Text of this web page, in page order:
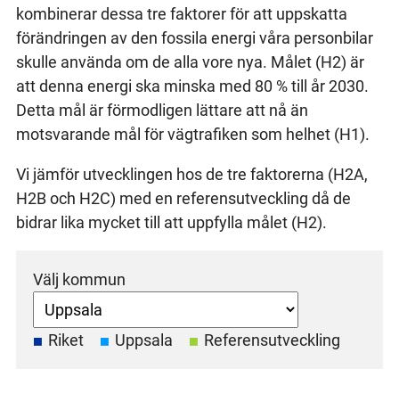
kombinerar dessa tre faktorer för att uppskatta
förändringen av den fossila energi våra personbilar
skulle använda om de alla vore nya. Målet (H2) är
att denna energi ska minska med 80 % till år 2030.
Detta mål är förmodligen lättare att nå än
motsvarande mål för vägtrafiken som helhet (H1).
Vi jämför utvecklingen hos de tre faktorerna (H2A,
H2B och H2C) med en referensutveckling då de
bidrar lika mycket till att uppfylla målet (H2).
Välj kommun
Riket Uppsala Referensutveckling